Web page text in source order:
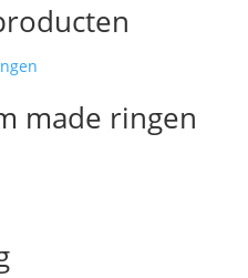
made ringen